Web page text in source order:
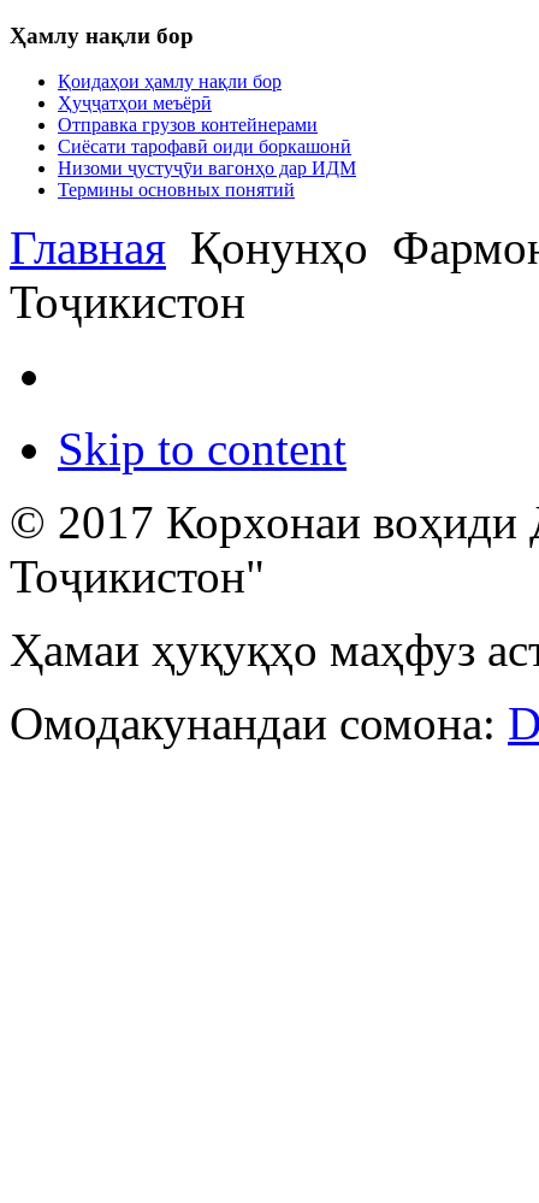
Ҳамлу нақли бор
Қоидаҳои ҳамлу нақли бор
Ҳуҷҷатҳои меъёрӣ
Отправка грузов контейнерами
Сиёсати тарофавӣ оиди боркашонӣ
Низоми ҷустуҷӯи вагонҳо дар ИДМ
Термины основных понятий
Главная Қонунҳо
Тоҷикистон
Skip to content
© 2017 Корхонаи воҳиди
Тоҷикистон"
Ҳамаи ҳуқуқҳо маҳфуз
Омодакунандаи сомона: